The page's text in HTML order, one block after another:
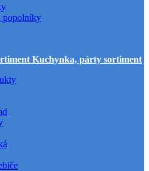
popolníky
Kuchynka, párty sortiment